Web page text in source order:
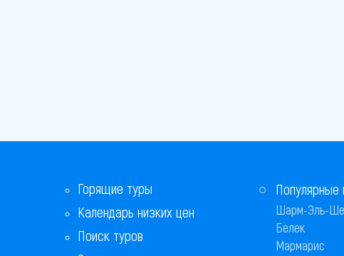
Горящие туры
Календарь низких цен
Поиск туров
Популярные
Шарм-Эль-
Белек
Мармарис